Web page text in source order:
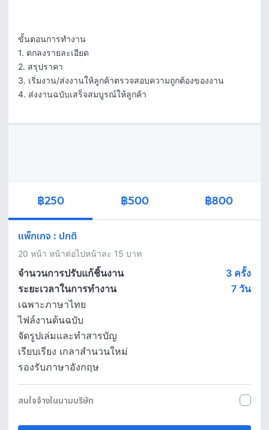
ขั้นตอนการทำงาน
1. ตกลงรายละเอียด
2. สรุปราคา
3. เริ่มงาน/ส่งงานให้ลูกค้าตรวจสอบความถูกต้องของงาน
4. ส่งงานฉบับเสร็จสมบูรณ์ให้ลูกค้า
฿250 ฿500 ฿800
แพ็กเกจ : ปกติ
20 หน้า หน้าต่อไปหน้าละ 15 บาท
จำนวนการปรับแก้ชิ้นงาน
3 ครั้ง
ระยะเวลาในการทำงาน
7 วัน
เฉพาะภาษาไทย
ไฟล์งานต้นฉบับ
จัดรูปเล่มและทำสารบัญ
เรียบเรียง เกลาสำนวนใหม่
รองรับภาษาอังกฤษ
สนใจจ้างในนามบริษัท